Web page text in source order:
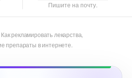
Пишите на почту.
Как рекламировать лекарства,
препараты в интернете.